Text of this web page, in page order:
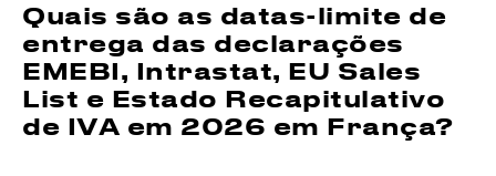
Quais são as datas-limite de
entrega das declarações
EMEBI, Intrastat, EU Sales
List e Estado Recapitulativo
de IVA em 2026 em França?